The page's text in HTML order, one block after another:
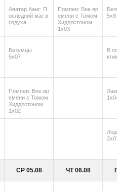
Аватар Аанг: П
оследний маг в
оздуха
Помпеи: Вне вр
емени с Томом
Хиддлстоном
1х03
Безумцы
5х07
В
Помпеи: Вне вр
емени с Томом
Хиддлстоном
1х02
СР 05.08 ЧТ 06.08